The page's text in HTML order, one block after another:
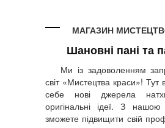
МАГАЗИН
Шановні пані та
Ми із задоволенням
світ «Мистецтва краси»! Тут
себе нові джерела
оригінальні ідеї. З
зможете підвищити свій